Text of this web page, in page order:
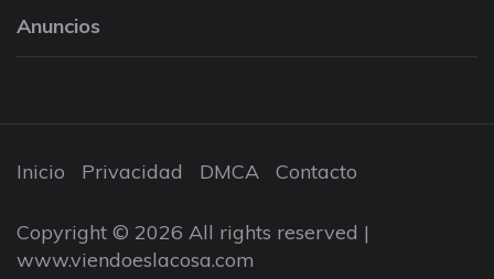
Anuncios
Inicio Privacidad DMCA Contacto
Copyright © 2026 All rights reserved |
www.viendoeslacosa.com